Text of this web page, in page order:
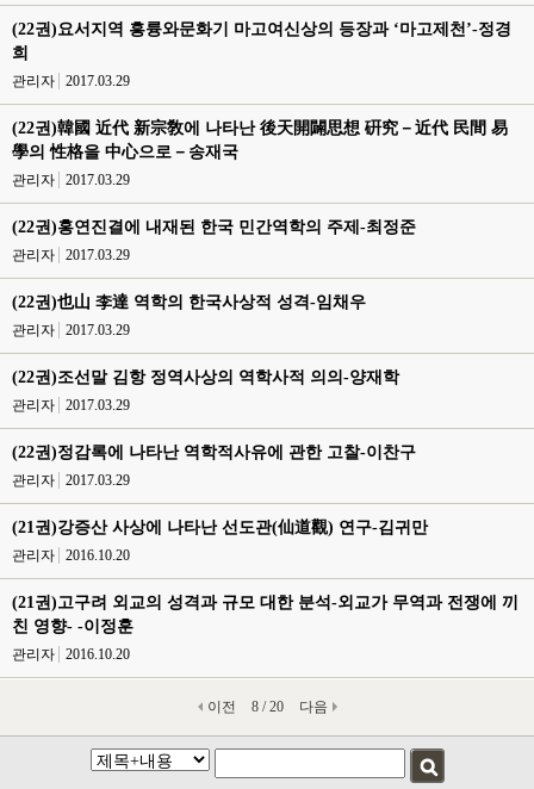
(22권)요서지역 흥륭와문화기 마고여신상의 등장과 ‘마고제천’-정경
희
관리자 2017.03.29
(22권)韓國 近代 新宗敎에 나타난 後天開闢思想 硏究－近代 民間 易
學의 性格을 中心으로－송재국
관리자 2017.03.29
(22권)홍연진결에 내재된 한국 민간역학의 주제-최정준
관리자 2017.03.29
(22권)也山 李達 역학의 한국사상적 성격-임채우
관리자 2017.03.29
(22권)조선말 김항 정역사상의 역학사적 의의-양재학
관리자 2017.03.29
(22권)정감록에 나타난 역학적사유에 관한 고찰-이찬구
관리자 2017.03.29
(21권)강증산 사상에 나타난 선도관(仙道觀) 연구-김귀만
관리자 2016.10.20
(21권)고구려 외교의 성격과 규모 대한 분석-외교가 무역과 전쟁에 끼
친 영향- -이정훈
관리자 2016.10.20
이전 8 / 20 다음